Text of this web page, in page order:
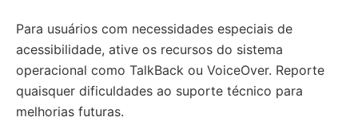
Para usuários com necessidades especiais de
acessibilidade, ative os recursos do sistema
operacional como TalkBack ou VoiceOver. Reporte
quaisquer dificuldades ao suporte técnico para
melhorias futuras.